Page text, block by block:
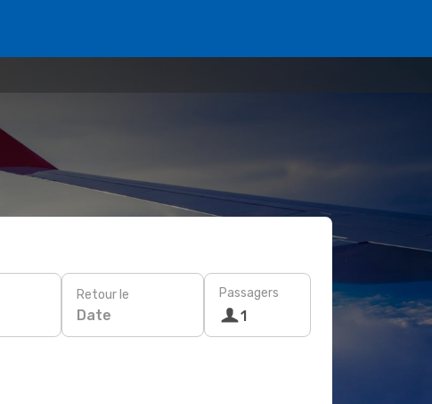
Retour le
Date
Passagers
1